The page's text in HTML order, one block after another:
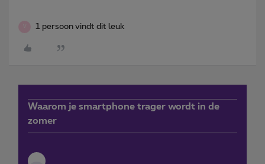
1 persoon vindt dit leuk
Waarom je smartphone trager wordt in de
zomer